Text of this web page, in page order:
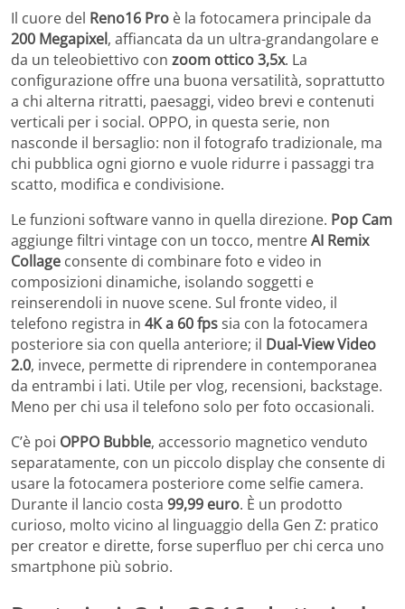
Il cuore del Reno16 Pro è la fotocamera principale da
200 Megapixel, affiancata da un ultra-grandangolare e
da un teleobiettivo con zoom ottico 3,5x. La
configurazione offre una buona versatilità, soprattutto
a chi alterna ritratti, paesaggi, video brevi e contenuti
verticali per i social. OPPO, in questa serie, non
nasconde il bersaglio: non il fotografo tradizionale, ma
chi pubblica ogni giorno e vuole ridurre i passaggi tra
scatto, modifica e condivisione.
Le funzioni software vanno in quella direzione. Pop Cam
aggiunge filtri vintage con un tocco, mentreAI Remix
Collage consente di combinare foto e video in
composizioni dinamiche, isolando soggetti e
reinserendoli in nuove scene. Sul fronte video, il
telefono registra in 4K a 60 fpssia con la fotocamera
posteriore sia con quella anteriore; il Dual-View Video
2.0, invece, permette di riprendere in contemporanea
da entrambi i lati. Utile per vlog, recensioni, backstage.
Meno per chi usa il telefono solo per foto occasionali.
C’è poi OPPO Bubble, accessorio magnetico venduto
separatamente, con un piccolo display che consente di
usare la fotocamera posteriore come selfie camera.
Durante il lancio costa 99,99 euro. È un prodotto
curioso, molto vicino al linguaggio della Gen Z: pratico
per creator e dirette, forse superfluo per chi cerca uno
smartphone più sobrio.